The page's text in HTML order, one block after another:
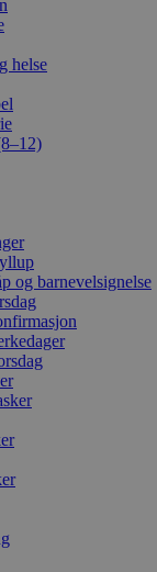
helse
og barnevelsignelse